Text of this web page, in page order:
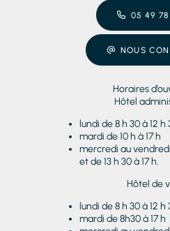
05 49 78
NOUS
Horaires
Hôtel
lundi de 8 h 30 à 12 h
mardi de 10 h à 17 h
mercredi au
et de 13 h 30 à 17 h.
Hôtel de
lundi de 8 h 30 à 12 h
mardi de 8h30 à 17 h